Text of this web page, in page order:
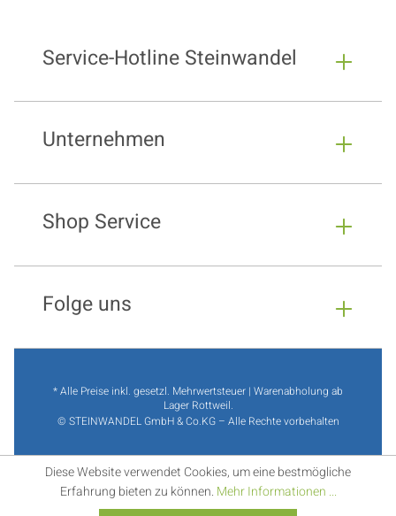
Service-Hotline Steinwandel
Unternehmen
Shop Service
Folge uns
* Alle Preise inkl. gesetzl. Mehrwertsteuer | Warenabholung ab
Lager Rottweil.
© STEINWANDEL GmbH & Co.KG – Alle Rechte vorbehalten
Diese Website verwendet Cookies, um eine bestmögliche
Erfahrung bieten zu können. Mehr Informationen ...